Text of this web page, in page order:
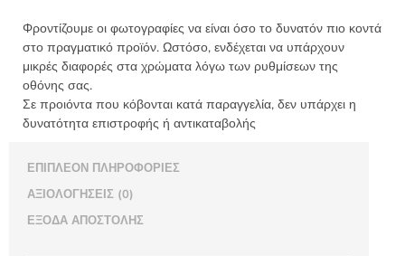
Φροντίζουμε οι φωτογραφίες να είναι όσο το δυνατόν πιο κοντά
στο πραγματικό προϊόν. Ωστόσο, ενδέχεται να υπάρχουν
μικρές διαφορές στα χρώματα λόγω των ρυθμίσεων της
οθόνης σας.
Σε προιόντα που κόβονται κατά παραγγελία, δεν υπάρχει η
δυνατότητα επιστροφής ή αντικαταβολής
ΕΠΙΠΛΈΟΝ ΠΛΗΡΟΦΟΡΊΕΣ
ΑΞΙΟΛΟΓΉΣΕΙΣ (0)
ΈΞΟΔΑ ΑΠΟΣΤΟΛΉΣ